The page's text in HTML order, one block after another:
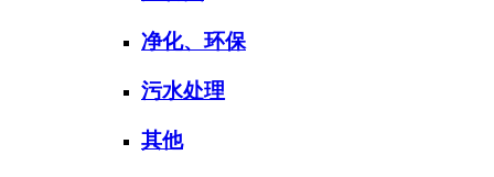
净化、环保
污水处理
其他